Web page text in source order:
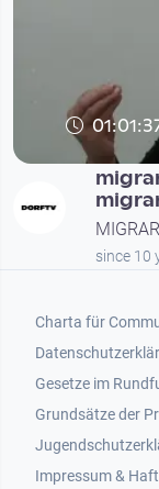
since 10
Footer 1
Charta für
Gesetze im
Grundsätze der
Impressum &